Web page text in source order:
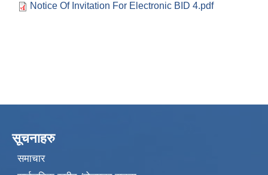
Notice Of Invitation For Electronic BID 4.pdf
सूचनाहरु
समाचार